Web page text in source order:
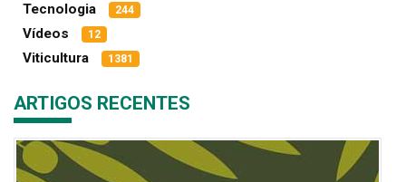
Tecnologia 244
Vídeos 12
Viticultura 1381
ARTIGOS RECENTES